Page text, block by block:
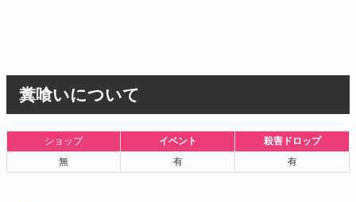
糞喰いについて
ショップ イベント
殺害ドロップ
無
有 有